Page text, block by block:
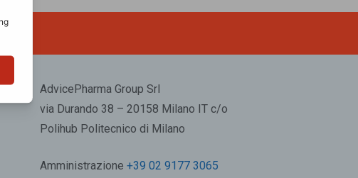
AdvicePharma Group Srl
via Durando 38 – 20158 Milano IT c/o
Polihub Politecnico di Milano
Amministrazione +39 02 9177 3065